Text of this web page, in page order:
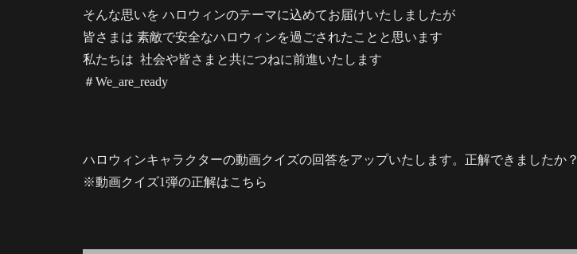
そんな思いを ハロウィンのテーマに込めてお届けいたしましたが
皆さまは 素敵で安全なハロウィンを過ごされたことと思います
私たちは 社会や皆さまと共につねに前進いたします
＃We_are_ready
ハロウィンキャラクターの動画クイズの回答をアップいたします。正解できましたか？
※動画クイズ1弾の正解はこちら